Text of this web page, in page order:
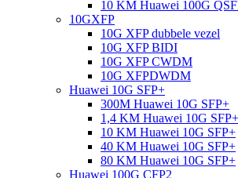
10 KM Huawei 100G
10GXFP
10G XFP dubbele vezel
10G XFP BIDI
10G XFP CWDM
10G XFPDWDM
Huawei 10G SFP+
300M Huawei 10G SFP+
1,4 KM Huawei 10G SFP+
10 KM Huawei 10G SFP+
40 KM Huawei 10G SFP+
80 KM Huawei 10G SFP+
Huawei 100G CFP2